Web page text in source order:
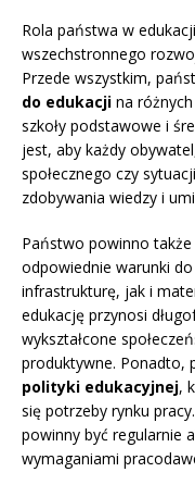
Rola państwa w
wszechstronnego
Przede wszystkim,
do edukacji na
szkoły podstawowe i
jest, aby każdy
społecznego czy
zdobywania wiedzy i
Państwo powinno także
odpowiednie warunki
infrastrukturę, jak i
edukację przynosi
wykształcone
produktywne. Ponadto,
polityki edukacyjnej,
się potrzeby rynku
powinny być regularnie
wymaganiami